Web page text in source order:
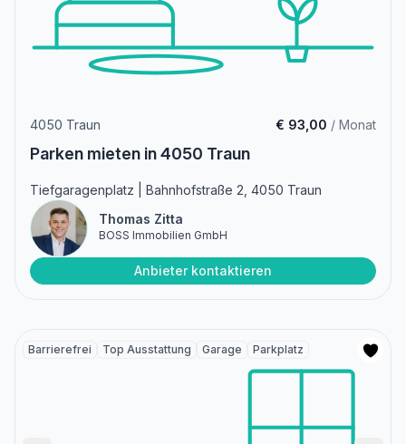
4050 Traun € 93,00 / Monat
Parken mieten in 4050 Traun
Tiefgaragenplatz | Bahnhofstraße 2, 4050 Traun
Thomas Zitta
BOSS Immobilien GmbH
Anbieter kontaktieren
Barrierefrei Top Ausstattung Garage Parkplatz